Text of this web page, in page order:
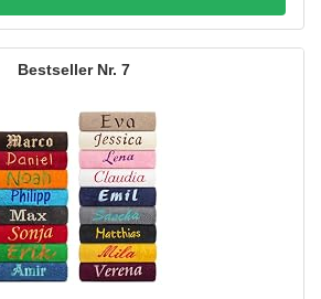
7